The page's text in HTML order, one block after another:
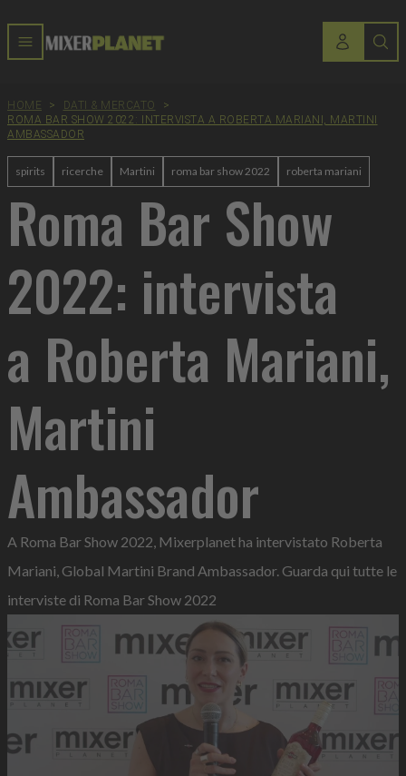
HOME > DATI & MERCATO
>
ROMA BAR SHOW 2022: INTERVISTA A ROBERTA MARIANI, MARTINI
AMBASSADOR
spirits ricerche Martini roma bar show 2022 roberta mariani
Roma Bar Show
2022: intervista
a Roberta Mariani,
Martini
Ambassador
A Roma Bar Show 2022, Mixerplanet ha intervistato Roberta
Mariani, Global Martini Brand Ambassador. Guarda qui tutte le
interviste di Roma Bar Show 2022